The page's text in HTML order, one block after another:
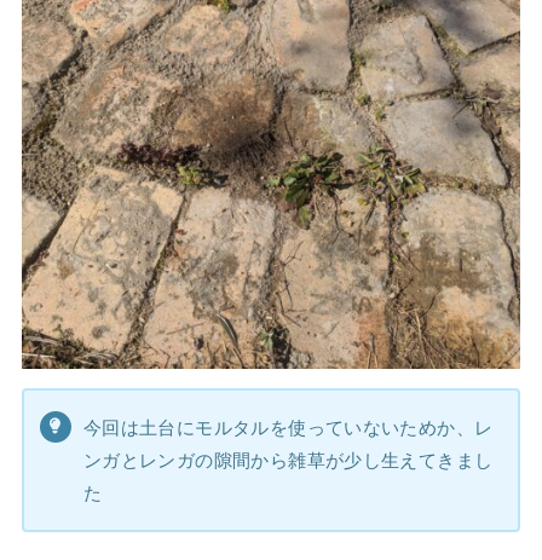
今回は土台にモルタルを使っていないためか、レ
ンガとレンガの隙間から雑草が少し生えてきまし
た